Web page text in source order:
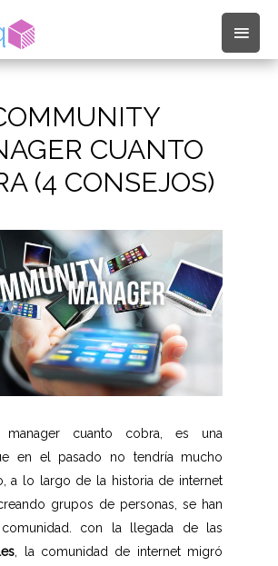
CUANTO
(4 CONSEJOS)
manager cuanto cobra, es una
en el pasado no tendría mucho
a lo largo de la historia de internet
grupos de personas, se han
con la llegada de las
, la comunidad de internet migró